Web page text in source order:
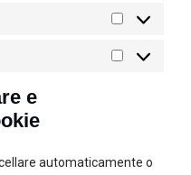
e
automaticamente o